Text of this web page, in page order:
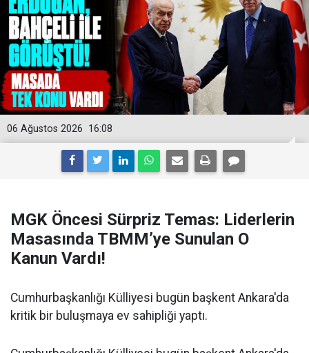
16:08
06 Ağustos 2026
MGK Öncesi Sürpriz Temas: Liderlerin
Masasında TBMM’ye Sunulan O
Kanun Vardı!
Cumhurbaşkanlığı Külliyesi bugün başkent Ankara'da
kritik bir buluşmaya ev sahipliği yaptı.